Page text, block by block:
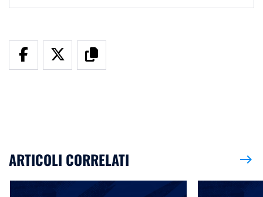
ARTICOLI CORRELATI east